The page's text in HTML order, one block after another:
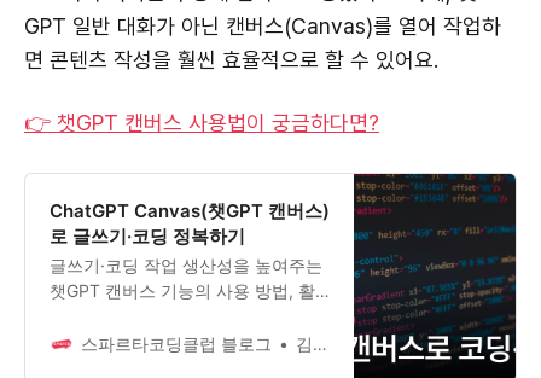
GPT 일반 대화가 아닌 캔버스(Canvas)를 열어 작업하
면 콘텐츠 작성을 훨씬 효율적으로 할 수 있어요.
👉 챗GPT 캔버스 사용법이 궁금하다면?
ChatGPT Canvas(챗GPT 캔버스)
로 글쓰기·코딩 정복하기
글쓰기·코딩 작업 생산성을 높여주는
챗GPT 캔버스 기능의 사용 방법, 활
스파르타코딩클럽 블로그
김사민 팀스파르타 에디터